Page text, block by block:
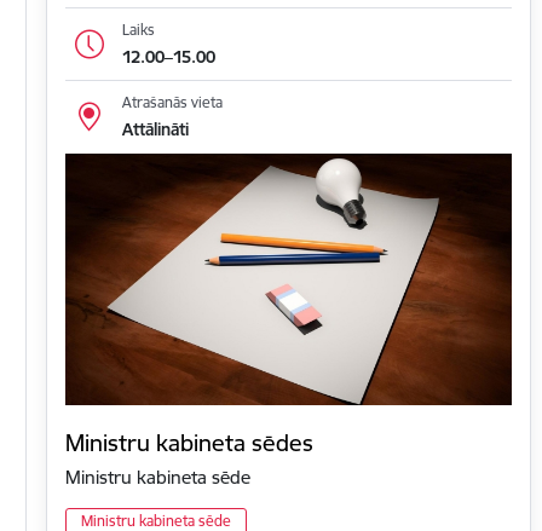
Laiks
12.00–15.00
Atrašanās vieta
Attālināti
Ministru kabineta sēdes
Ministru kabineta sēde
Ministru kabineta sēde